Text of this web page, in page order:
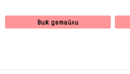
Виж детайли